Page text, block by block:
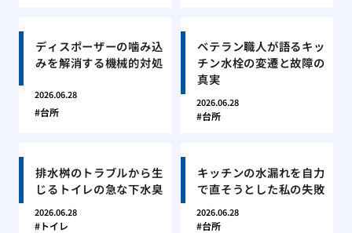
ディスポーザーの噛み込
みを解消する機械的対処
2026.06.28
台所
ベテラン職人が語るキッ
チン水栓の変遷と故障の
真実
2026.06.28
台所
排水桝のトラブルから生
じるトイレの急な下水臭
2026.06.28
トイレ
キッチンの水漏れを自力
で直そうとした私の失敗
2026.06.28
台所